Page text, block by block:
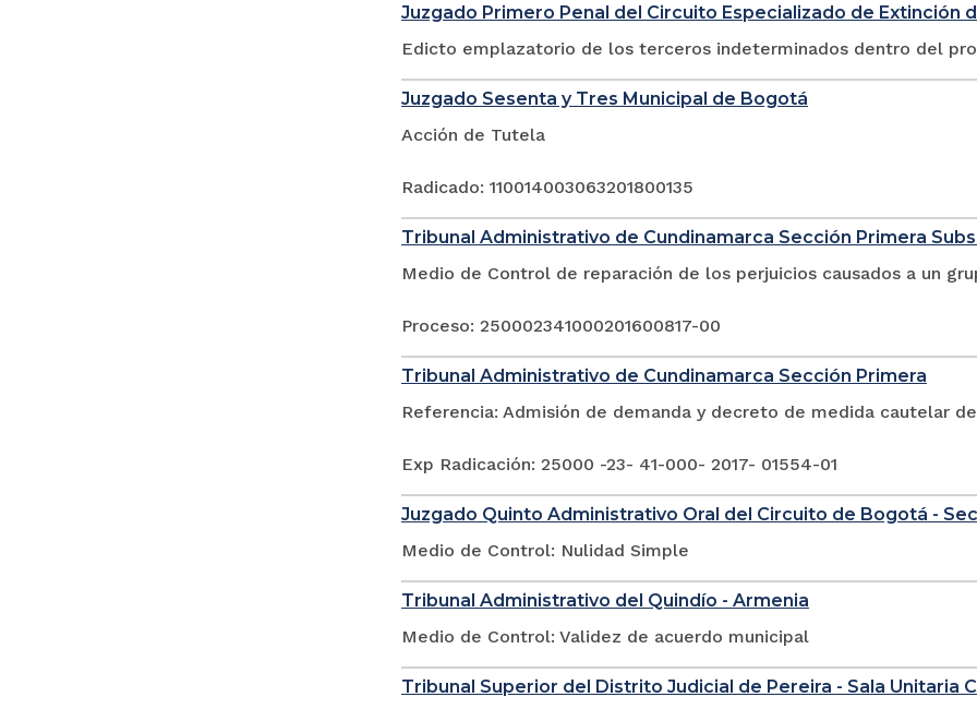
Juzgado Primero Penal del Circuito Especializado de Extinción
Edicto emplazatorio de los terceros indeterminados dentro del
Juzgado Sesenta y Tres Municipal de Bogotá
Acción de Tutela
Radicado: 110014003063201800135
Tribunal Administrativo de Cundinamarca Sección Primera
Medio de Control de reparación de los perjuicios causados a un
Proceso: 250002341000201600817-00
Tribunal Administrativo de Cundinamarca Sección Primera
Referencia: Admisión de demanda y decreto de medida cautelar
Exp Radicación: 25000 -23- 41-000- 2017- 01554-01
Juzgado Quinto Administrativo Oral del Circuito de Bogotá -
Medio de Control: Nulidad Simple
Tribunal Administrativo del Quindío - Armenia
Medio de Control: Validez de acuerdo municipal
Tribunal Superior del Distrito Judicial de Pereira - Sala Unitaria